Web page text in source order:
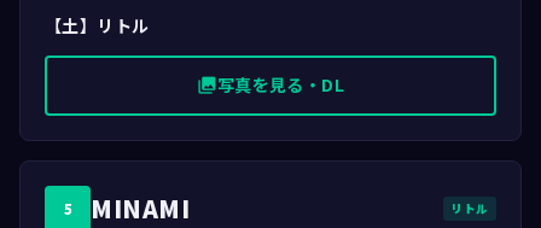
【土】リトル
photo_library写真を見る・DL
5 MINAMI リトル